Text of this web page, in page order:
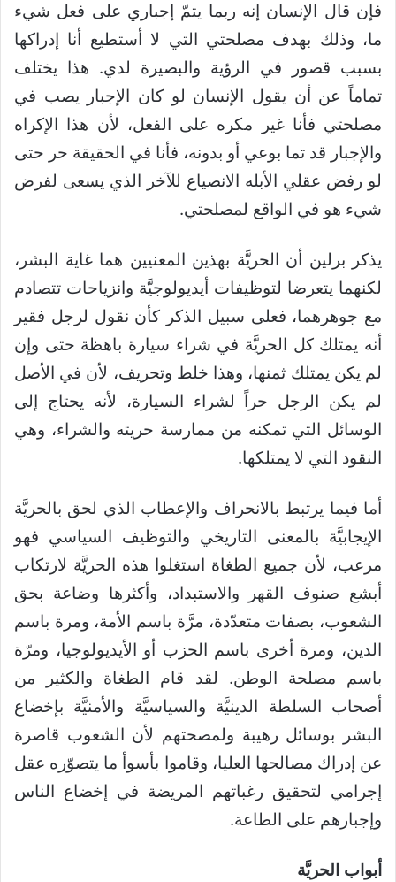
فإن قال الإنسان إنه ربما يتمّ إجباري على فعل شيء
ما، وذلك بهدف مصلحتي التي لا أستطيع أنا إدراكها
بسبب قصور في الرؤية والبصيرة لدي. هذا يختلف
تماماً عن أن يقول الإنسان لو كان الإجبار يصب في
مصلحتي فأنا غير مكره على الفعل، لأن هذا الإكراه
والإجبار قد تما بوعي أو بدونه، فأنا في الحقيقة حر حتى
لو رفض عقلي الأبله الانصياع للآخر الذي يسعى لفرض
شيء هو في الواقع لمصلحتي.
يذكر برلين أن الحريَّة بهذين المعنيين هما غاية البشر،
لكنهما يتعرضا لتوظيفات أيديولوجيَّة وانزياحات تتصادم
مع جوهرهما، فعلى سبيل الذكر كأن نقول لرجل فقير
أنه يمتلك كل الحريَّة في شراء سيارة باهظة حتى وإن
لم يكن يمتلك ثمنها، وهذا خلط وتحريف، لأن في الأصل
لم يكن الرجل حراً لشراء السيارة، لأنه يحتاج إلى
الوسائل التي تمكنه من ممارسة حريته والشراء، وهي
النقود التي لا يمتلكها.
أما فيما يرتبط بالانحراف والإعطاب الذي لحق بالحريَّة
الإيجابيَّة بالمعنى التاريخي والتوظيف السياسي فهو
مرعب، لأن جميع الطغاة استغلوا هذه الحريَّة لارتكاب
أبشع صنوف القهر والاستبداد، وأكثرها وضاعة بحق
الشعوب، بصفات متعدّدة، مرَّة باسم الأمة، ومرة باسم
الدين، ومرة أخرى باسم الحزب أو الأيديولوجيا، ومرّة
باسم مصلحة الوطن. لقد قام الطغاة والكثير من
أصحاب السلطة الدينيَّة والسياسيَّة والأمنيَّة بإخضاع
البشر بوسائل رهيبة ولمصحتهم لأن الشعوب قاصرة
عن إدراك مصالحها العليا، وقاموا بأسوأ ما يتصوّره عقل
إجرامي لتحقيق رغباتهم المريضة في إخضاع الناس
وإجبارهم على الطاعة.
أبواب الحريَّة